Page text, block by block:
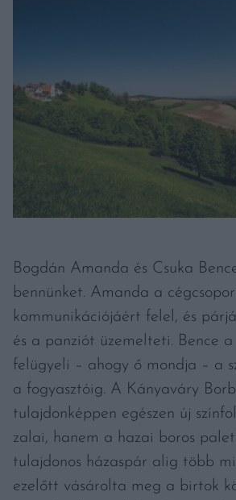
Bogdán Amanda és Csuka
bennünket. Amanda a
kommunikációjáért felel, és
és a panziót üzemelteti. Bence
felügyeli – ahogy ő mondja – a
a fogyasztóig. A Kányaváry
tulajdonképpen egészen új
zalai, hanem a hazai boros
tulajdonos házaspár alig több
ezelőtt vásárolta meg a birtok